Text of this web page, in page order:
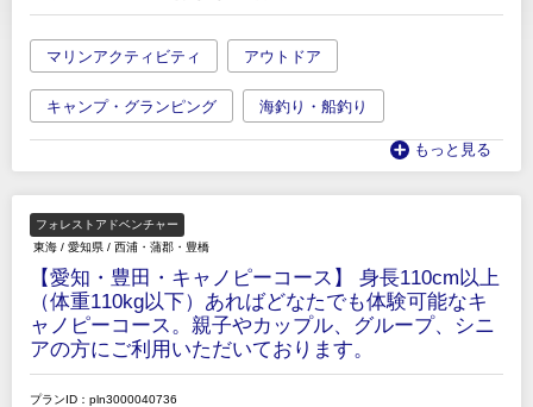
マリンアクティビティ アウトドア
キャンプ・グランピング 海釣り・船釣り
もっと見る
フォレストアドベンチャー
東海 / 愛知県 / 西浦・蒲郡・豊橋
【愛知・豊田・キャノピーコース】 身長110cm以上
（体重110kg以下）あればどなたでも体験可能なキ
ャノピーコース。親子やカップル、グループ、シニ
アの方にご利用いただいております。
プランID：pln3000040736